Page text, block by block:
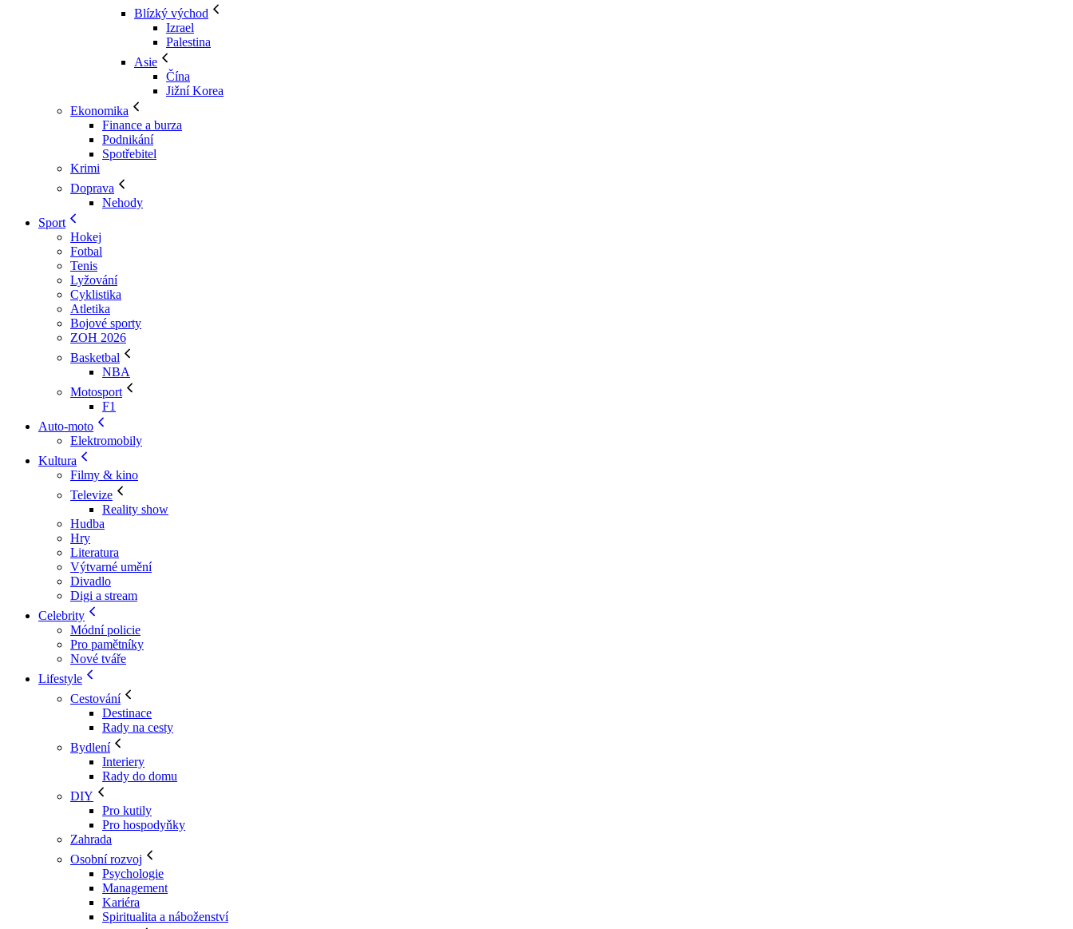
Blízký východ
Izrael
Palestina
Asie
Čína
Jižní Korea
Ekonomika
Finance a burza
Podnikání
Spotřebitel
Krimi
Doprava
Nehody
Sport
Hokej
Fotbal
Tenis
Lyžování
Cyklistika
Atletika
Bojové sporty
ZOH 2026
Basketbal
NBA
Motosport
F1
Auto-moto
Elektromobily
Kultura
Filmy & kino
Televize
Reality show
Hudba
Hry
Literatura
Výtvarné umění
Divadlo
Digi a stream
Celebrity
Módní policie
Pro pamětníky
Nové tváře
Lifestyle
Cestování
Destinace
Rady na cesty
Bydlení
Interiery
Rady do domu
DIY
Pro kutily
Pro hospodyňky
Zahrada
Osobní rozvoj
Psychologie
Management
Kariéra
Spiritualita a náboženství